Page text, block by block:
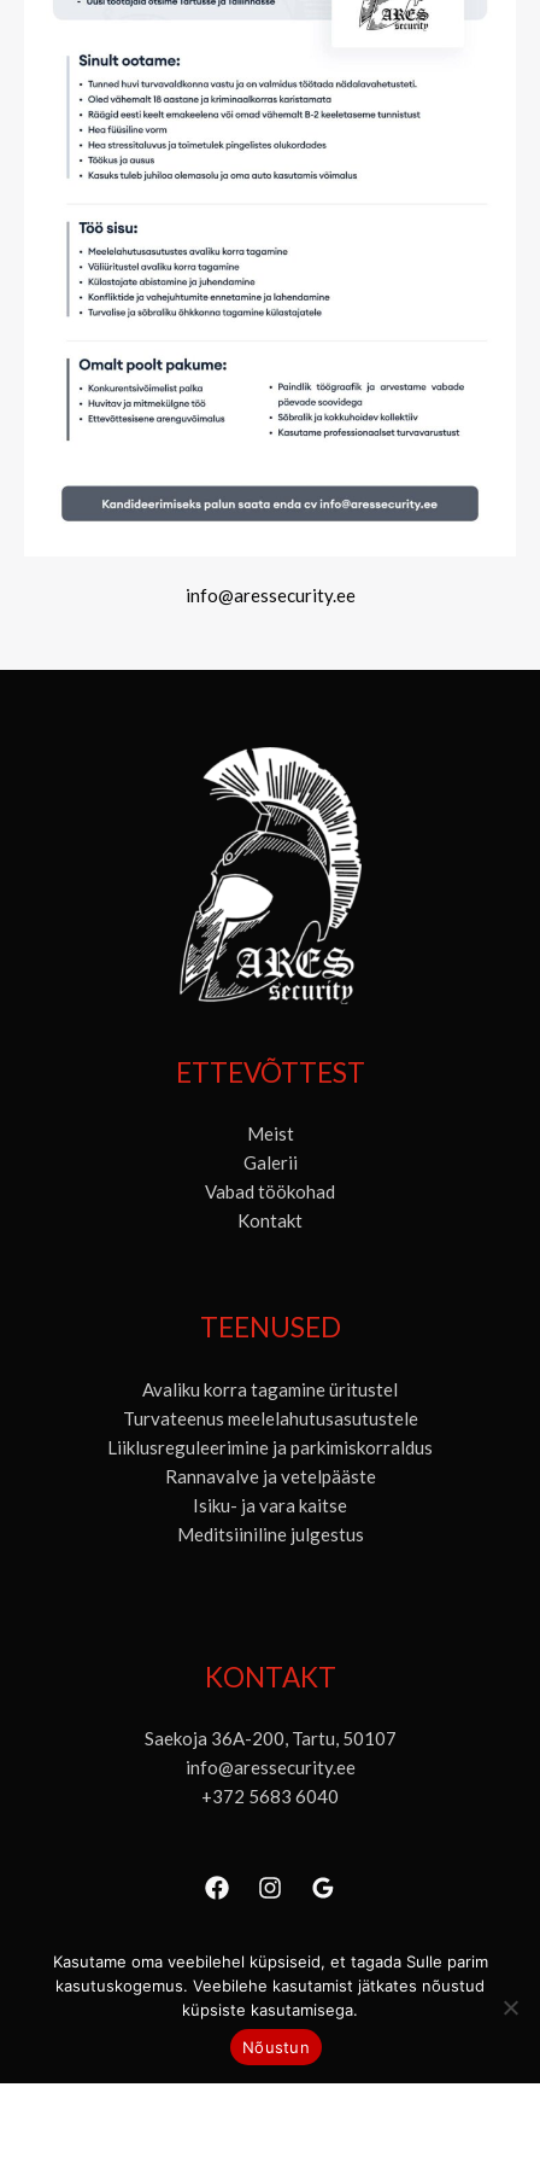
info@aressecurity.ee
ETTEVÕTTEST
Meist
Galerii
Vabad töökohad
Kontakt
TEENUSED
Avaliku korra tagamine üritustel
Turvateenus meelelahutusasutustele
Liiklusreguleerimine ja parkimiskorraldus
Rannavalve ja vetelpääste
Isiku- ja vara kaitse
Meditsiiniline julgestus
KONTAKT
Saekoja 36A-200, Tartu, 50107
info@aressecurity.ee
+372 5683 6040
© 2011-2026 Ares Security OÜ, reg. kood: 12190402.
Lehte hooldabGW
Kasutame oma veebilehel küpsiseid, et tagada Sulle parim
kasutuskogemus. Veebilehe kasutamist jätkates nõustud
küpsiste kasutamisega.
Nõustun